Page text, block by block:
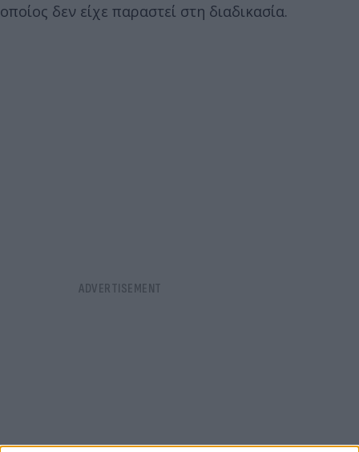
οποίος δεν είχε παραστεί στη διαδικασία.